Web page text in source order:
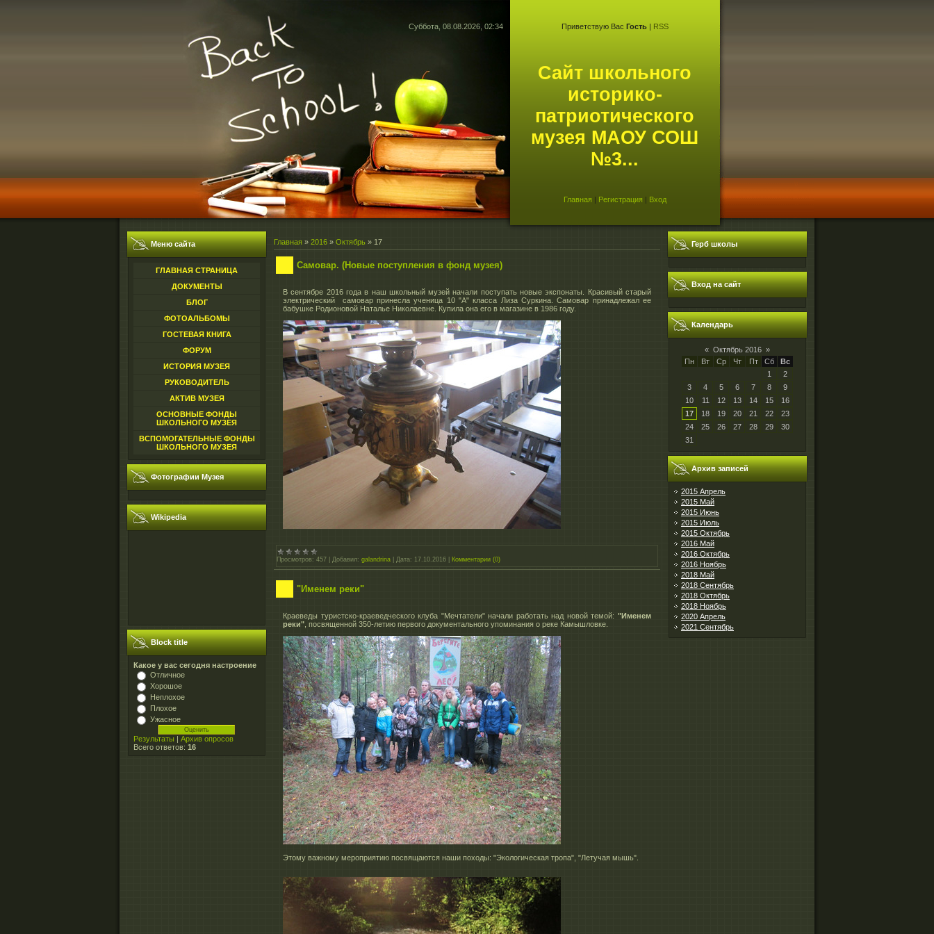
Суббота, 08.08.2026, 02:34 Приветствую Вас Гость| RSS
Сайт школьного
историко-
патриотического
музея МАОУ СОШ
№3...
Главная | Регистрация | Вход
Меню сайта
ГЛАВНАЯ СТРАНИЦА
ДОКУМЕНТЫ
БЛОГ
ФОТОАЛЬБОМЫ
ГОСТЕВАЯ КНИГА
ФОРУМ
ИСТОРИЯ МУЗЕЯ
РУКОВОДИТЕЛЬ
АКТИВ МУЗЕЯ
ОСНОВНЫЕ ФОНДЫ
ШКОЛЬНОГО МУЗЕЯ
ВСПОМОГАТЕЛЬНЫЕ ФОНДЫ
ШКОЛЬНОГО МУЗЕЯ
Фотографии Музея
Wikipedia
Block title
Какое у вас сегодня настроение
Отличное
Хорошое
Неплохое
Плохое
Ужасное
Результаты | Архив опросов
Всего ответов: 16
Главная » 2016 » Октябрь » 17
Самовар. (Новые поступления в фонд музея)
В сентябре 2016 года в наш школьный музей начали поступать новые экспонаты. Красивый старый
электрический самовар принесла ученица 10 "А" класса Лиза Суркина. Самовар принадлежал ее
бабушке Родионовой Наталье Николаевне. Купила она его в магазине в 1986 году.
Просмотров: 457 Добавил: galandrina Дата: 17.10.2016 Комментарии (0)
"Именем реки"
Краеведы туристско-краеведческого клуба "Мечтатели" начали работать над новой темой: "Именем
реки" , посвященной 350-летию первого документального упоминания о реке Камышловке.
Этому важному мероприятию посвящаются наши походы: "Экологическая тропа", "Летучая мышь".
Герб школы
Вход на сайт
Календарь
« Октябрь 2016 »
Пн
Вт Ср Чт Пт Сб
Вс
1
2
3
4 5 6 7 8
9
10
11 12 13 14 15
16
17
18 19 20 21 22
23
24
25 26 27 28 29
30
31
Архив записей
2015 Апрель
2015 Май
2015 Июнь
2015 Июль
2015 Октябрь
2016 Май
2016 Октябрь
2016 Ноябрь
2018 Май
2018 Сентябрь
2018 Октябрь
2018 Ноябрь
2020 Апрель
2021 Сентябрь